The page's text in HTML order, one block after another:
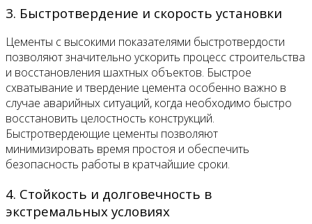
3. Быстротвердение и скорость установки
Цементы с высокими показателями быстротвердости
позволяют значительно ускорить процесс строительства
и восстановления шахтных объектов. Быстрое
схватывание и твердение цемента особенно важно в
случае аварийных ситуаций, когда необходимо быстро
восстановить целостность конструкций.
Быстротвердеющие цементы позволяют
минимизировать время простоя и обеспечить
безопасность работы в кратчайшие сроки.
4. Стойкость и долговечность в
экстремальных условиях